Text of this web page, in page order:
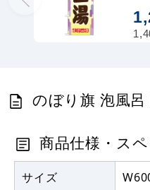
のぼり旗 泡風
商品仕様・ス
サイズ